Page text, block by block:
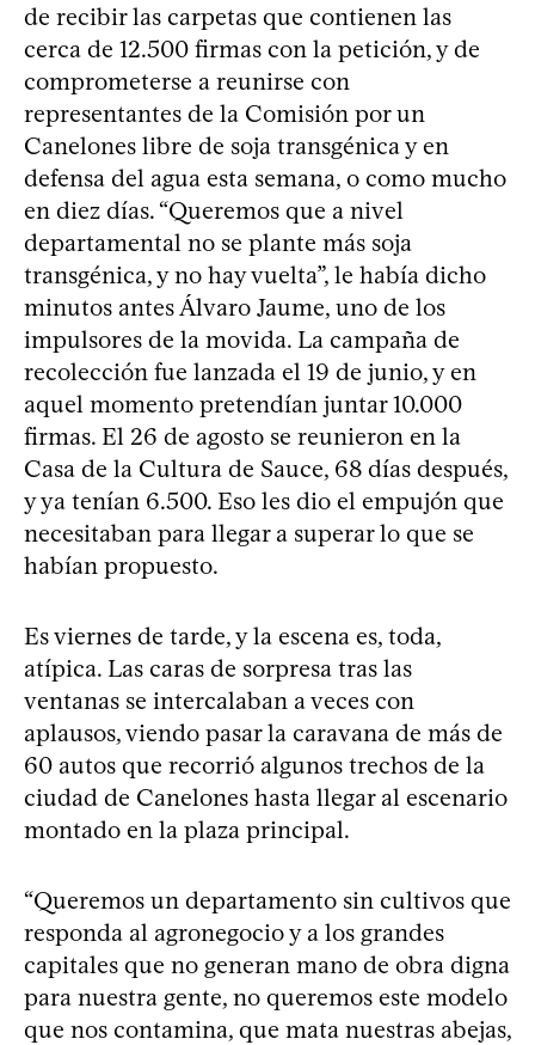
de recibir las carpetas que contienen las
cerca de 12.500 firmas con la petición, y de
comprometerse a reunirse con
representantes de la Comisión por un
Canelones libre de soja transgénica y en
defensa del agua esta semana, o como mucho
en diez días. “Queremos que a nivel
departamental no se plante más soja
transgénica, y no hay vuelta”, le había dicho
minutos antes Álvaro Jaume, uno de los
impulsores de la movida. La campaña de
recolección fue lanzada el 19 de junio, y en
aquel momento pretendían juntar 10.000
firmas. El 26 de agosto se reunieron en la
Casa de la Cultura de Sauce, 68 días después,
y ya tenían 6.500. Eso les dio el empujón que
necesitaban para llegar a superar lo que se
habían propuesto.
Es viernes de tarde, y la escena es, toda,
atípica. Las caras de sorpresa tras las
ventanas se intercalaban a veces con
aplausos, viendo pasar la caravana de más de
60 autos que recorrió algunos trechos de la
ciudad de Canelones hasta llegar al escenario
montado en la plaza principal.
“Queremos un departamento sin cultivos que
responda al agronegocio y a los grandes
capitales que no generan mano de obra digna
para nuestra gente, no queremos este modelo
que nos contamina, que mata nuestras abejas,